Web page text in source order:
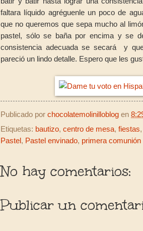
faltara líquido agréguenle un poco de
que no queremos que sepa mucho al
pastel, sólo se baña por encima y se
consistencia adecuada se secará y
pareció un lindo detalle. Espero que les
Publicado por chocolatemolinilloblog en
Etiquetas: bautizo, centro de mesa, fiestas,
Pastel , Pastel envinado, primera comunión
No hay comentarios:
Publicar un